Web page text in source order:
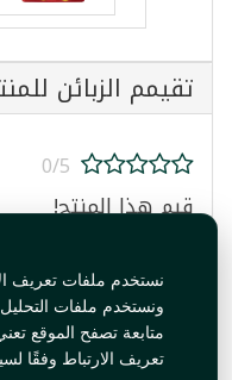
نستخدم ملفات تعريف
ونستخدم ملفات
متابعة تصفح الموقع
تعريف الارتباط وفقًا
تقيمم الزبائن
0/5
قيم هذا المنتج!